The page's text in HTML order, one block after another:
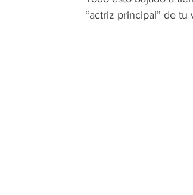
“actriz principal” de tu